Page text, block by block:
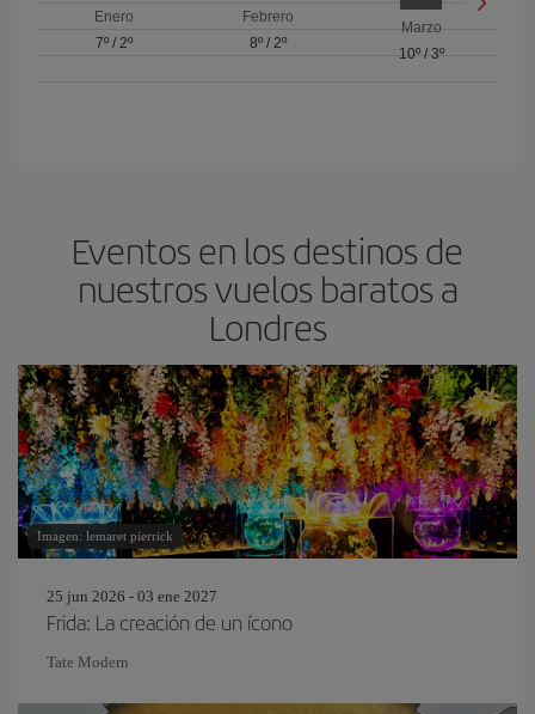
Enero
7º/ 2º
Febrero
8º/ 2º
Marzo
10º/ 3º
Eventos en los destinos de
nuestros vuelos baratos a
Londres
Imagen: lemaret pierrick
25 jun 2026 - 03 ene 2027
Frida: La creación de un ícono
Tate Modern